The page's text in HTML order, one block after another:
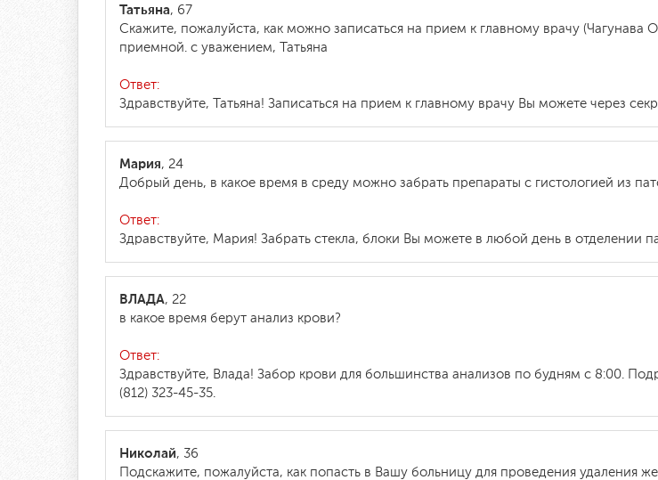
Татьяна, 67
Скажите, пожалуйста, как можно записаться на прием к главному врачу (Чагунава
приемной. с уважением, Татьяна
Ответ:
Здравствуйте, Татьяна! Записаться на прием к главному врачу Вы можете через
Мария, 24
Добрый день, в какое время в среду можно забрать препараты с гистологией из
Ответ:
Здравствуйте, Мария! Забрать стекла, блоки Вы можете в любой день в отделении
ВЛАДА, 22
в какое время берут анализ крови?
Ответ:
Здравствуйте, Влада! Забор крови для большинства анализов по будням с 8:00.
(812) 323-45-35.
Николай, 36
Подскажите, пожалуйста, как попасть в Вашу больницу для проведения удаления